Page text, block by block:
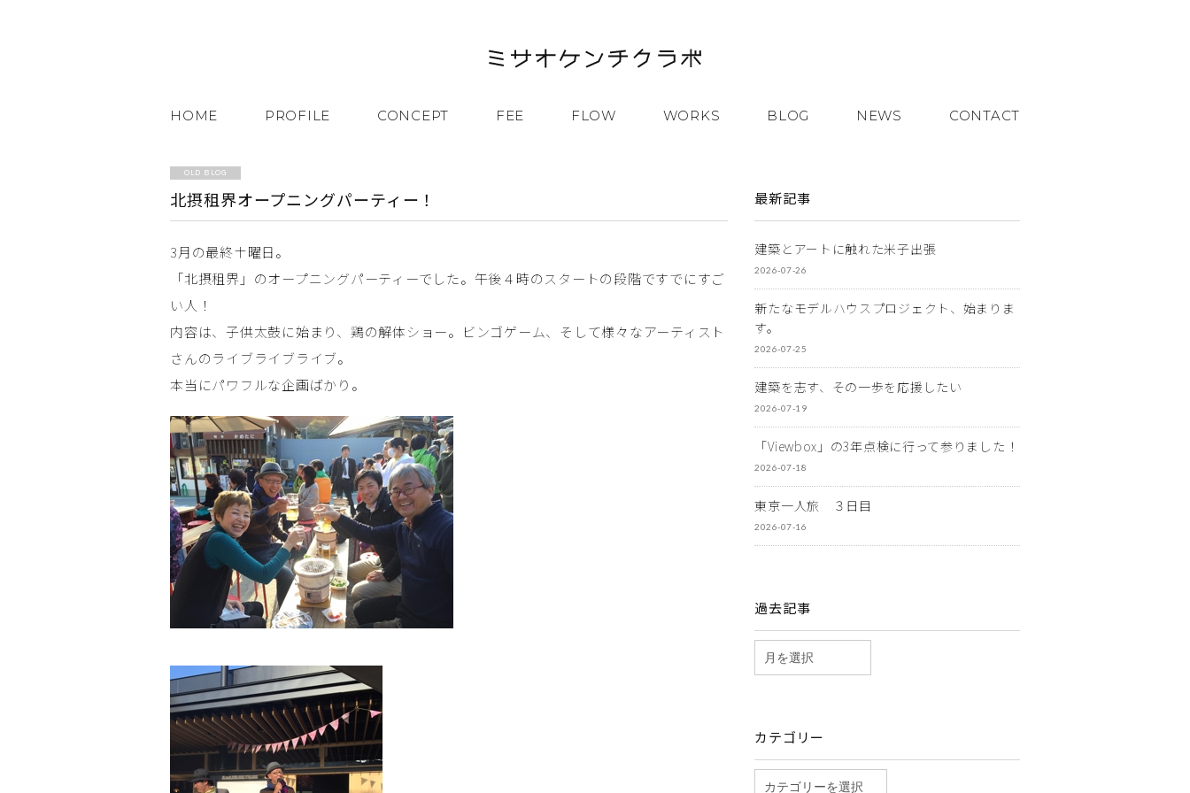
HOME PROFILE CONCEPT FEE FLOW WORKS BLOG NEWS CONTACT
OLD BLOG
北摂租界オープニングパーティー！
3月の最終土曜日。
「北摂租界」のオープニングパーティーでした。午後４時のスタートの段階ですでにすご
い人！
内容は、子供太鼓に始まり、鶏の解体ショー。ビンゴゲーム、そして様々なアーティスト
さんのライブライブライブ。
本当にパワフルな企画ばかり。
最新記事
建築とアートに触れた米子出張
2026-07-26
新たなモデルハウスプロジェクト、始まりま
す。
2026-07-25
建築を志す、その一歩を応援したい
2026-07-19
「Viewbox」の3年点検に行って参りました！
2026-07-18
東京一人旅 ３日目
2026-07-16
過去記事
カテゴリー